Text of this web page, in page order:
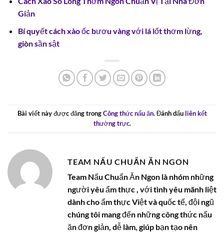
Giản
Bí quyết cách xào ốc bươu vàng với lá lốt thơm lừng,
giòn sần sật
Bài viết này được đăng trongCông thức nấu ăn. Đánh dấu liên kết
thường trực.
TEAM NẤU CHUẨN ĂN NGON
Team Nấu Chuẩn Ăn Ngon là nhóm những
người yêu ẩm thực , với tình yêu mãnh liệt
dành cho ẩm thực Việt và quốc tế, đội ngũ
chúng tôi mang đến những công thức nấu
ăn đơn giản, dễ làm, giúp bạn tạo nên